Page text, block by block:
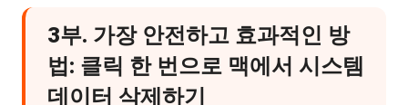
3부. 가장 안전하고 효과적인 방
법: 클릭 한 번으로 맥에서 시스템
데이터 삭제하기